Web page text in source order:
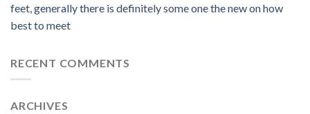
feet, generally there is definitely some one the new on how
best to meet
RECENT COMMENTS
ARCHIVES